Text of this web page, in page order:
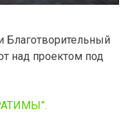
Благотворительный
над проектом под